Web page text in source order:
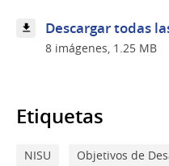
atención
primaria
de
Descargar todas
8 imágenes, 1.25 MB
Etiquetas
NISU
Objetivos de